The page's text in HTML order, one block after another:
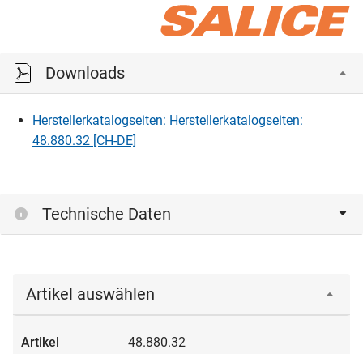
Downloads
Herstellerkatalogseiten: Herstellerkatalogseiten:
48.880.32 [CH-DE]
Technische Daten
Artikel auswählen
48.880.32